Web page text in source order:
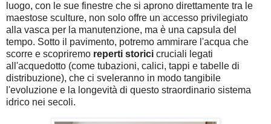
luogo, con le sue finestre che si aprono direttamente tra le
maestose sculture, non solo offre un accesso privilegiato
alla vasca per la manutenzione, ma è una capsula del
tempo. Sotto il pavimento, potremo ammirare l'acqua che
scorre e scopriremo reperti storici cruciali legati
all'acquedotto (come tubazioni, calici, tappi e tabelle di
distribuzione), che ci sveleranno in modo tangibile
l'evoluzione e la longevità di questo straordinario sistema
idrico nei secoli.